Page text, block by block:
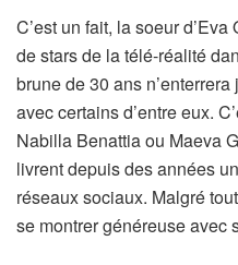
C’est un fait, la soeur
de stars de la télé-réalité
brune de 30 ans
avec certains d’entre eux.
Nabilla Benattia ou Maeva
livrent depuis des années
réseaux sociaux. Malgré
se montrer généreuse avec